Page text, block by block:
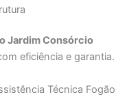
Jardim Consórcio
eficiência e garantia.
Técnica Fogão